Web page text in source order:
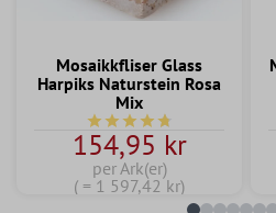
Mosaikkfliser Glass
Harpiks Naturstein Rosa
Mix
Gjennomsnittlig
154,95 kr
per Ark(er)
( = 1 597,42 kr)